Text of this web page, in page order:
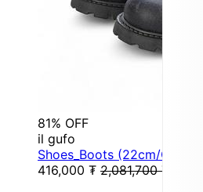
81% OFF
il gufo
Shoes_Boots (22cm/Gray)
416,000 ₮ 2,081,700 ₮